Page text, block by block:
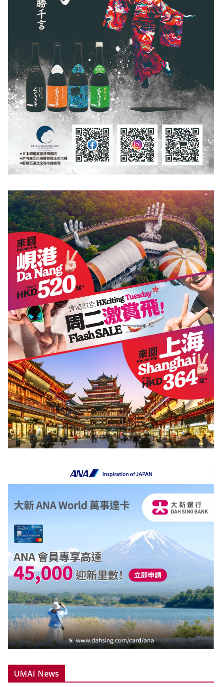
UMAI News